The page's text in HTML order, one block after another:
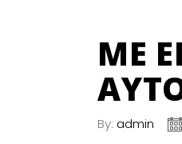
ΜΕ
By: admin